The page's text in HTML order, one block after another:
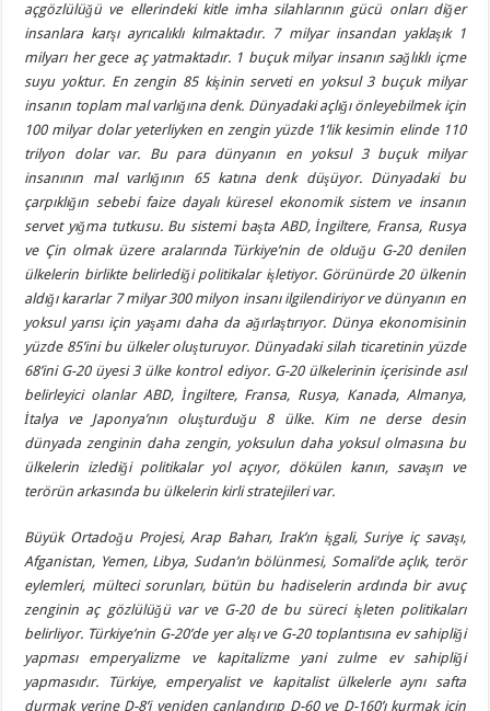
açgözlülüğü ve ellerindeki kitle imha silahlarının gücü onları diğer
insanlara karşı ayrıcalıklı kılmaktadır. 7 milyar insandan yaklaşık 1
milyarı her gece aç yatmaktadır. 1 buçuk milyar insanın sağlıklı içme
suyu yoktur. En zengin 85 kişinin serveti en yoksul 3 buçuk milyar
insanın toplam mal varlığına denk. Dünyadaki açlığı önleyebilmek için
100 milyar dolar yeterliyken en zengin yüzde 1’lik kesimin elinde 110
trilyon dolar var. Bu para dünyanın en yoksul 3 buçuk milyar
insanının mal varlığının 65 katına denk düşüyor. Dünyadaki bu
çarpıklığın sebebi faize dayalı küresel ekonomik sistem ve insanın
servet yığma tutkusu. Bu sistemi başta ABD, İngiltere, Fransa, Rusya
ve Çin olmak üzere aralarında Türkiye’nin de olduğu G-20 denilen
ülkelerin birlikte belirlediği politikalar işletiyor. Görünürde 20 ülkenin
aldığı kararlar 7 milyar 300 milyon insanı ilgilendiriyor ve dünyanın en
yoksul yarısı için yaşamı daha da ağırlaştırıyor. Dünya ekonomisinin
yüzde 85’ini bu ülkeler oluşturuyor. Dünyadaki silah ticaretinin yüzde
68’ini G-20 üyesi 3 ülke kontrol ediyor. G-20 ülkelerinin içerisinde asıl
belirleyici olanlar ABD, İngiltere, Fransa, Rusya, Kanada, Almanya,
İtalya ve Japonya’nın oluşturduğu 8 ülke. Kim ne derse desin
dünyada zenginin daha zengin, yoksulun daha yoksul olmasına bu
ülkelerin izlediği politikalar yol açıyor, dökülen kanın, savaşın ve
terörün arkasında bu ülkelerin kirli stratejileri var.
Büyük Ortadoğu Projesi, Arap Baharı, Irak’ın işgali, Suriye iç savaşı,
Afganistan, Yemen, Libya, Sudan’ın bölünmesi, Somali’de açlık, terör
eylemleri, mülteci sorunları, bütün bu hadiselerin ardında bir avuç
zenginin aç gözlülüğü var ve G-20 de bu süreci işleten politikaları
belirliyor. Türkiye’nin G-20’de yer alışı ve G-20 toplantısına ev sahipliği
yapması emperyalizme ve kapitalizme yani zulme ev sahipliği
yapmasıdır. Türkiye, emperyalist ve kapitalist ülkelerle aynı safta
durmak yerine D-8’i yeniden canlandırıp D-60 ve D-160’ı kurmak için